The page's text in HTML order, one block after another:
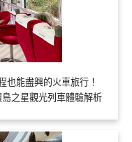
也能盡興的火車旅行！
之星觀光列車體驗解析